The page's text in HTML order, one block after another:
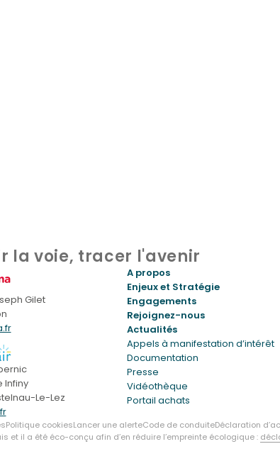
la voie, tracer l'avenir
Gilet
Infiny
Le-Lez
A propos
Enjeux et Stratégie
Engagements
Rejoignez-nous
Actualités
Appels à manifestation d’intérêt
Documentation
Presse
Vidéothèque
Portail achats
Politique cookiesLancer une alerteCode de conduiteDéclaration
il a été éco-conçu afin d’en réduire l’empreinte écologique :